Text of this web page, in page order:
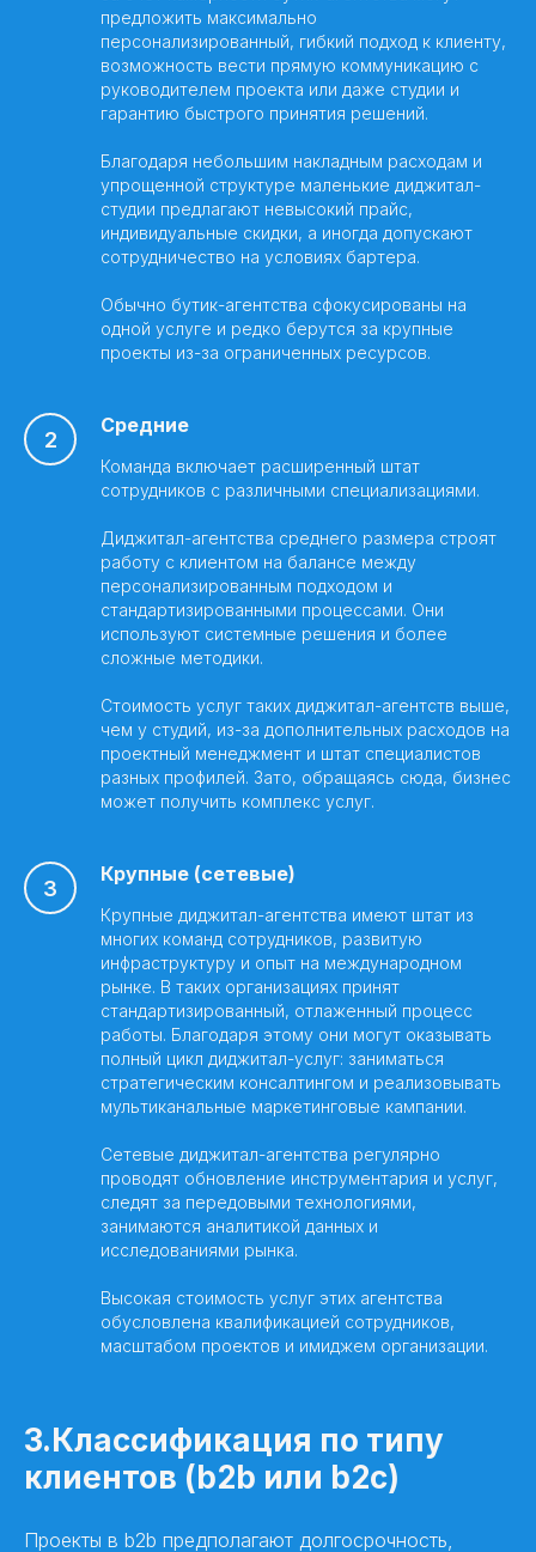
предложить максимально
персонализированный, гибкий подход к клиенту,
возможность вести прямую коммуникацию с
руководителем проекта или даже студии и
гарантию быстрого принятия решений.
Благодаря небольшим накладным расходам и
упрощенной структуре маленькие диджитал-
студии предлагают невысокий прайс,
индивидуальные скидки, а иногда допускают
сотрудничество на условиях бартера.
Обычно бутик-агентства сфокусированы на
одной услуге и редко берутся за крупные
проекты из-за ограниченных ресурсов.
Средние
Команда включает расширенный штат
сотрудников с различными специализациями.
Диджитал-агентства среднего размера строят
работу с клиентом на балансе между
персонализированным подходом и
стандартизированными процессами. Они
используют системные решения и более
сложные методики.
Стоимость услуг таких диджитал-агентств выше,
чем у студий, из-за дополнительных расходов на
проектный менеджмент и штат специалистов
разных профилей. Зато, обращаясь сюда, бизнес
может получить комплекс услуг.
Крупные (сетевые)
Крупные диджитал-агентства имеют штат из
многих команд сотрудников, развитую
инфраструктуру и опыт на международном
рынке. В таких организациях принят
стандартизированный, отлаженный процесс
работы. Благодаря этому они могут оказывать
полный цикл диджитал-услуг: заниматься
стратегическим консалтингом и реализовывать
мультиканальные маркетинговые кампании.
Сетевые диджитал-агентства регулярно
проводят обновление инструментария и услуг,
следят за передовыми технологиями,
занимаются аналитикой данных и
исследованиями рынка.
Высокая стоимость услуг этих агентства
обусловлена квалификацией сотрудников,
масштабом проектов и имиджем организации.
3.Классификация по типу
клиентов (b2b или b2c)
Проекты в b2b предполагают долгосрочность,